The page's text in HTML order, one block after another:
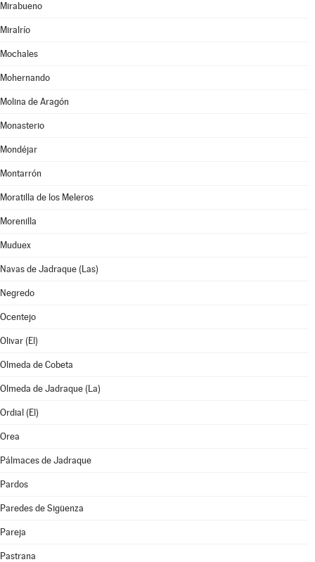
Mirabueno
Miralrío
Mochales
Mohernando
Molina de Aragón
Monasterio
Mondéjar
Montarrón
Moratilla de los Meleros
Morenilla
Muduex
Navas de Jadraque (Las)
Negredo
Ocentejo
Olivar (El)
Olmeda de Cobeta
Olmeda de Jadraque (La)
Ordial (El)
Orea
Pálmaces de Jadraque
Pardos
Paredes de Sigüenza
Pareja
Pastrana